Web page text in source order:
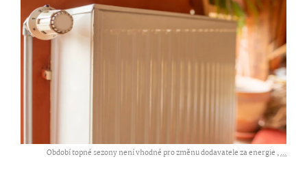
Období topné sezony není vhodné pro změnu dodavatele za energie ,...